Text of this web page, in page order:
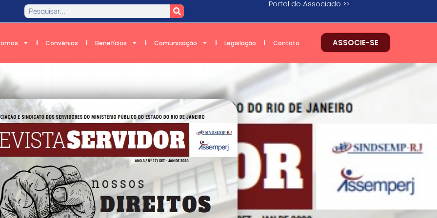
Portal do Associado >>
Convênios Benefícios Comunicação Legislação Contato ASSOCIE-SE